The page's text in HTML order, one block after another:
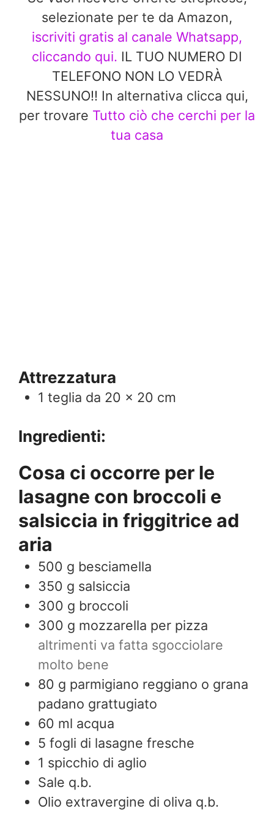
selezionate per te da Amazon,
iscriviti gratis al canale Whatsapp,
cliccando qui. IL TUO NUMERO DI
TELEFONO NON LO VEDRÀ
NESSUNO!! In alternativa clicca qui,
per trovare Tutto ciò che cerchi per la
tua casa
Attrezzatura
1 teglia da 20 x 20 cm
Ingredienti:
Cosa ci occorre per le
lasagne con broccoli e
salsiccia in friggitrice ad
aria
500 g besciamella
350 g salsiccia
300 g broccoli
300 g mozzarella per pizza
altrimenti va fatta sgocciolare
molto bene
80 g parmigiano reggiano o grana
padano grattugiato
60 ml acqua
5 fogli di lasagne fresche
1 spicchio di aglio
Sale q.b.
Olio extravergine di oliva q.b.